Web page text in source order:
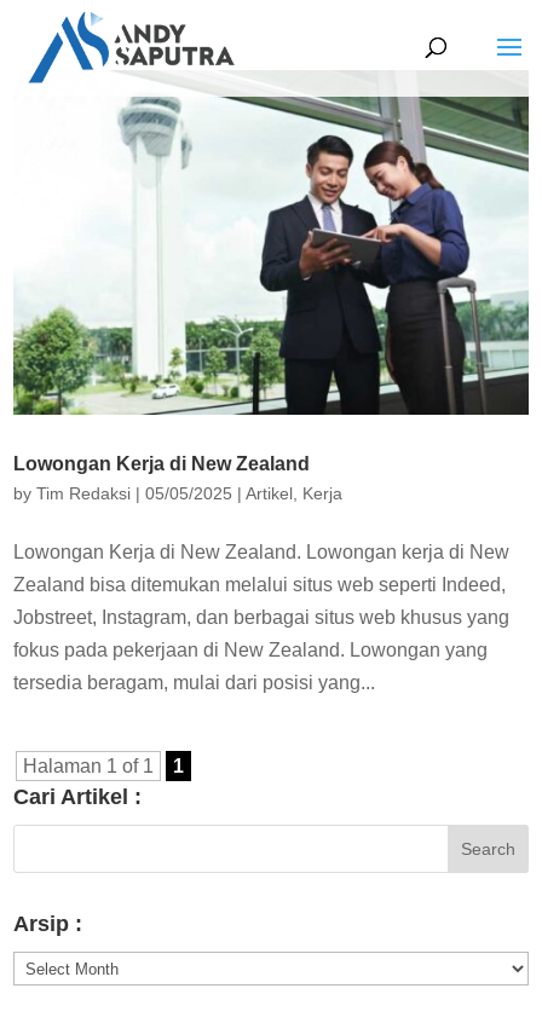
Lowongan Kerja di New Zealand
byTim Redaksi |05/05/2025 |Artikel Kerja
Lowongan Kerja di New Zealand. Lowongan kerja di New
Zealand bisa ditemukan melalui situs web seperti Indeed,
Jobstreet, Instagram, dan berbagai situs web khusus yang
fokus pada pekerjaan di New Zealand. Lowongan yang
tersedia beragam, mulai dari posisi yang...
Halaman 1 of 1 1
Cari Artikel :
Arsip :
Arsip